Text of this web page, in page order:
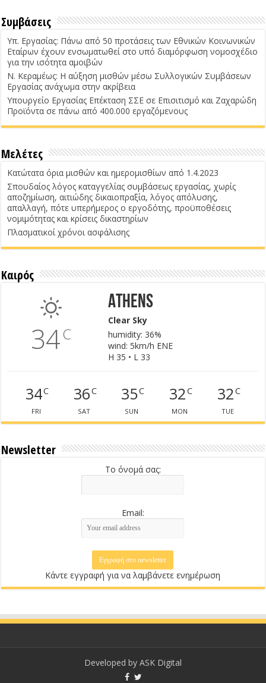
Συμβάσεις
Υπ. Εργασίας: Πάνω από 50 προτάσεις των Εθνικών Κοινωνικών
Εταίρων έχουν ενσωματωθεί στο υπό διαμόρφωση νομοσχέδιο
για την ισότητα αμοιβών
Ν. Κεραμέως: Η αύξηση μισθών μέσω Συλλογικών Συμβάσεων
Εργασίας ανάχωμα στην ακρίβεια
Υπουργείο Εργασίας Επέκταση ΣΣΕ σε Επισιτισμό και Ζαχαρώδη
Προϊόντα σε πάνω από 400.000 εργαζόμενους
Μελέτες
Κατώτατα όρια μισθών και ημερομισθίων από 1.4.2023
Σπουδαίος λόγος καταγγελίας συμβάσεως εργασίας, χωρίς
αποζημίωση, αιτιώδης δικαιοπραξία, λόγος απόλυσης,
απαλλαγή, πότε υπερήμερος ο εργοδότης, προϋποθέσεις
νομιμότητας και κρίσεις δικαστηρίων
Πλασματικοί χρόνοι ασφάλισης
Καιρός
34C
Athens
Clear Sky
humidity: 36%
wind: 5km/h ENE
H 35 • L 33
34C
FRI
36C
SAT
35C
SUN
32C
MON
32C
TUE
Newsletter
Το όνομά σας:
Email:
Κάντε εγγραφή για να λαμβάνετε ενημέρωση
Developed by ASK Digital